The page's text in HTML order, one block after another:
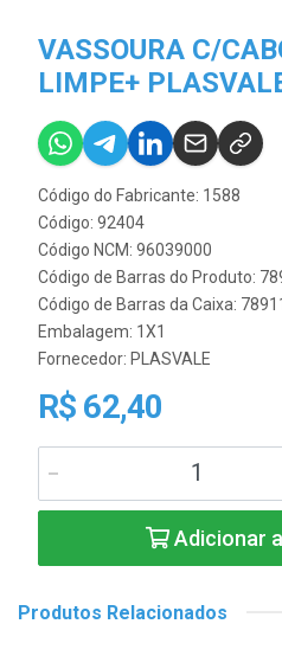
VASSOURA C/
LIMPE+
Código do Fabricante: 1588
Código: 92404
Código NCM: 96039000
Código de Barras do Produto:
Código de Barras da Caixa:
Embalagem: 1X1
Fornecedor: PLASVALE
R$ 62,40
Adicionar
Produtos Relacionados